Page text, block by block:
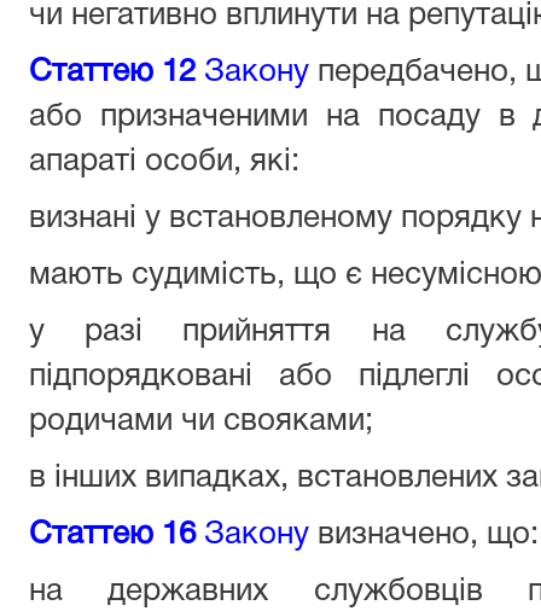
чи негативно вплинути на
Статтею 12 Закону передбачено,
або призначеними на посаду в
апараті особи, які:
визнані у встановленому порядку
мають судимість, що є
у разі прийняття на
підпорядковані або підлеглі
родичами чи свояками;
в інших випадках, встановлених
Статтею 16Закону визначено, що:
на державних службовців